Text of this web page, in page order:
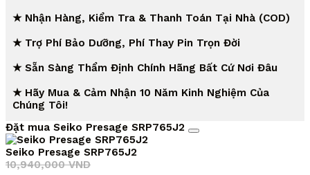
★ Nhận Hàng, Kiểm Tra & Thanh Toán Tại Nhà (COD)
★ Trợ Phí Bảo Dưỡng, Phí Thay Pin Trọn Đời
★ Sẵn Sàng Thẩm Định Chính Hãng Bất Cứ Nơi Đâu
★ Hãy Mua & Cảm Nhận 10 Năm Kinh Nghiệm Của
Chúng Tôi!
Đặt mua Seiko Presage SRP765J2
Seiko Presage SRP765J2
10,940,000VND